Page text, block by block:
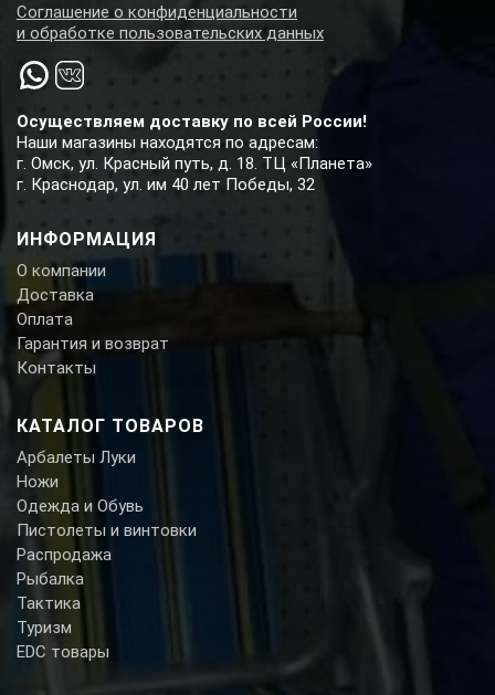
Осуществляем доставку по всей России!
Наши магазины находятся по адресам:
г. Омск, ул. Красный путь, д. 18. ТЦ «Планета»
г. Краснодар, ул. им 40 лет Победы, 32
ИНФОРМАЦИЯ
О компании
Доставка
Оплата
Гарантия и возврат
Контакты
КАТАЛОГ ТОВАРОВ
Арбалеты Луки
Ножи
Одежда и Обувь
Пистолеты и винтовки
Распродажа
Рыбалка
Тактика
Туризм
EDC товары
Соглашение о конфиденциальности
и обработке пользовательских данных